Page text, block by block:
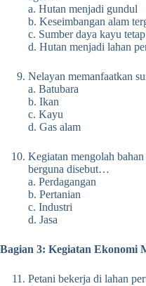
a. Hutan menjadi gundul
b. Keseimbangan alam
c. Sumber daya kayu
d. Hutan menjadi lahan
Nelayan memanfaatkan
a. Batubara
b. Ikan
c. Kayu
d. Gas alam
Kegiatan mengolah
berguna disebut…
a. Perdagangan
b. Pertanian
c. Industri
d. Jasa
Bagian 3: Kegiatan Ekonomi
Petani bekerja di lahan